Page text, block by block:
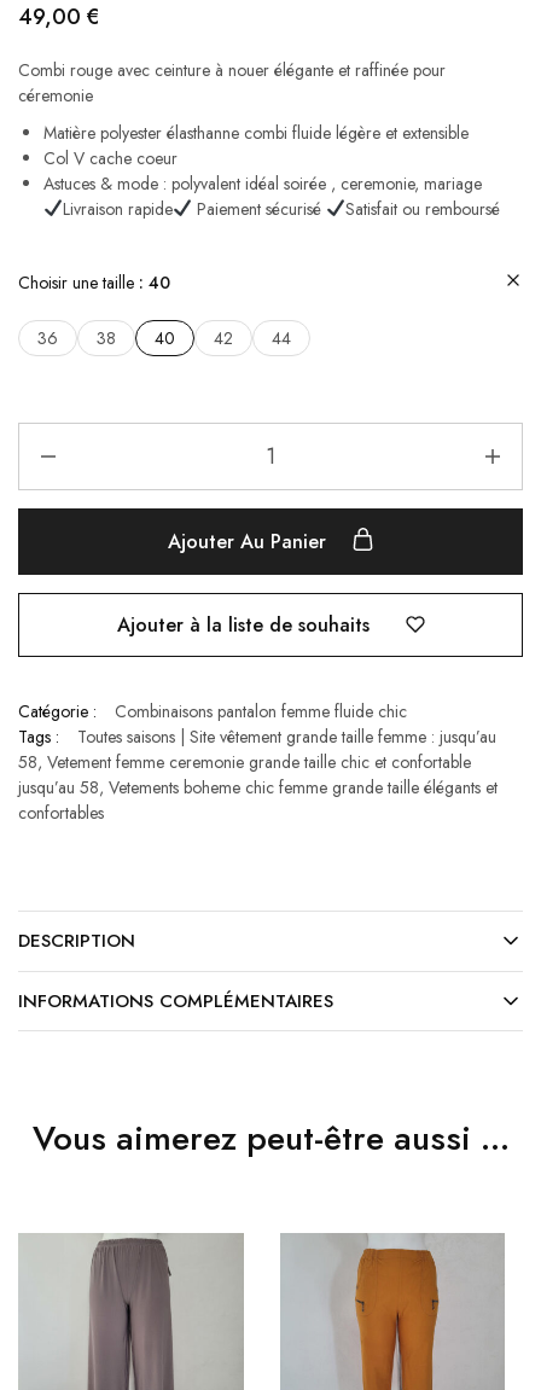
49,00 €
Combi rouge avec ceinture à nouer élégante et raffinée pour
céremonie
Matière polyester élasthanne combi fluide​ légère et extensible
Col V cache coeur
Astuces & mode : polyvalent idéal soirée , ceremonie, mariage
Livraison rapide
Paiement sécurisé Satisfait ou remboursé
Choisir une taille 40
36 38 40 42 44
Ajouter Au Panier
Ajouter à la liste de souhaits
Catégorie :
Combinaisons​ pantalon femme fluide chic
Tags :
Toutes saisons | Site vêtement grande taille femme : jusqu’au
58, Vetement femme ceremonie grande taille chic et confortable
jusqu’au 58, Vetements boheme chic femme grande taille élégants et
confortables
DESCRIPTION
INFORMATIONS COMPLÉMENTAIRES
Vous aimerez peut-être aussi …